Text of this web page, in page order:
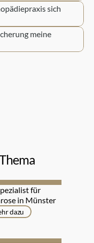
sich
meine
für
in Münster
dazu